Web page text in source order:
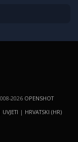
2026 OPENSHOT
UVJETI | HRVATSKI (HR)